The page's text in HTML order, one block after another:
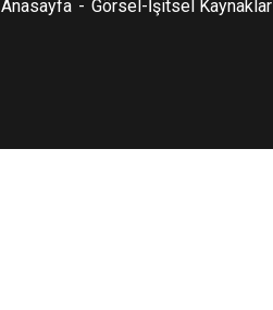
Anasayfa Görsel-İşitsel Kaynaklar